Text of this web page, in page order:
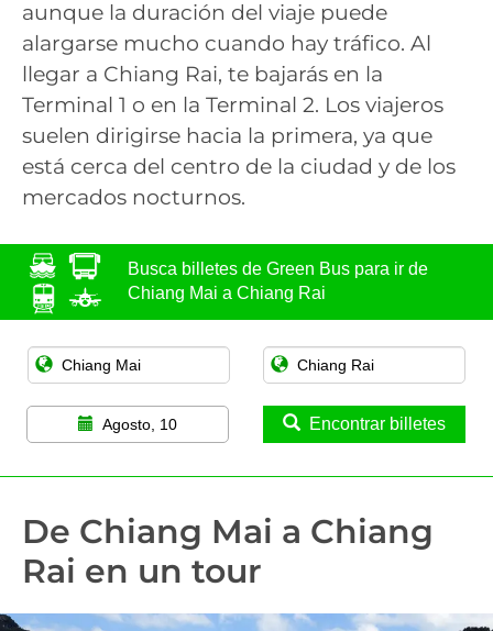
aunque la duración del viaje puede
alargarse mucho cuando hay tráfico. Al
llegar a Chiang Rai, te bajarás en la
Terminal 1 o en la Terminal 2. Los viajeros
suelen dirigirse hacia la primera, ya que
está cerca del centro de la ciudad y de los
mercados nocturnos.
Busca billetes de Green Bus para ir de
Chiang Mai a Chiang Rai
Agosto, 10 Encontrar billetes
De Chiang Mai a Chiang
Rai en un tour